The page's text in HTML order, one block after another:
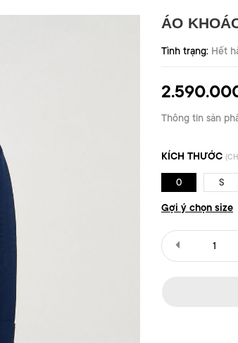
ÁO
Tình trạng: Hết
Thông tin sản
KÍCH THƯỚC
0 S
Gợi ý chọn size